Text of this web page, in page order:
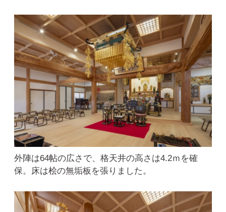
外陣は64帖の広さで、格天井の高さは4.2ｍを確
保。床は桧の無垢板を張りました。